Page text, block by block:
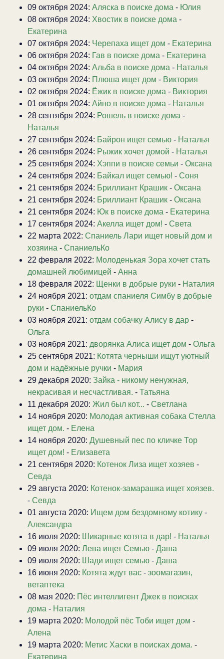
09 октября 2024: Аляска в поиске дома - Юлия
08 октября 2024: Хвостик в поиске дома -
Екатерина
07 октября 2024: Черепаха ищет дом - Екатерина
06 октября 2024: Гав в поиске дома - Екатерина
04 октября 2024: Альба в поиске дома - Наталья
03 октября 2024: Плюша ищет дом - Виктория
02 октября 2024: Ёжик в поиске дома - Виктория
01 октября 2024: Айно в поиске дома - Наталья
28 сентября 2024: Рошель в поиске дома -
Наталья
27 сентября 2024: Байрон ищет семью - Наталья
26 сентября 2024: Рыжик хочет домой - Наталья
25 сентября 2024: Хэппи в поиске семьи - Оксана
24 сентября 2024: Байкал ищет семью! - Соня
21 сентября 2024: Бриллиант Крашик - Оксана
21 сентября 2024: Бриллиант Крашик - Оксана
21 сентября 2024: Юк в поиске дома - Екатерина
17 сентября 2024: Акелла ищет дом! - Света
22 марта 2022: Спаниель Лари ищет новый дом и
хозяина - СпаниельКо
22 февраля 2022: Молоденькая Зора хочет стать
домашней любимицей - Анна
18 февраля 2022: Щенки в добрые руки - Наталия
24 ноября 2021: отдам спаниеля Симбу в добрые
руки - СпаниельКо
03 ноября 2021: отдам собачку Алису в дар -
Ольга
03 ноября 2021: дворянка Алиса ищет дом - Ольга
25 сентября 2021: Котята черныши ищут уютный
дом и надёжные ручки - Мария
29 декабря 2020: Зайка - никому ненужная,
некрасивая и несчастливая. - Татьяна
11 декабря 2020: Жил был кот... - Светлана
14 ноября 2020: Молодая активная собака Стелла
ищет дом. - Елена
14 ноября 2020: Душевный пес по кличке Тор
ищет дом! - Елизавета
21 сентября 2020: Котенок Лиза ищет хозяев -
Севда
29 августа 2020: Котенок-замарашка ищет хоязев.
- Севда
01 августа 2020: Ищем дом бездомному котику -
Александра
16 июля 2020: Шикарные котята в дар! - Наталья
09 июля 2020: Лева ищет Семью - Даша
09 июля 2020: Шади ищет семью - Даша
16 июня 2020: Котята ждут вас - зоомагазин,
ветаптека
08 мая 2020: Пёс интеллигент Джек в поисках
дома - Наталия
19 марта 2020: Молодой пёс Тоби ищет дом -
Алена
19 марта 2020: Метис Хаски в поисках дома. -
Екатерина